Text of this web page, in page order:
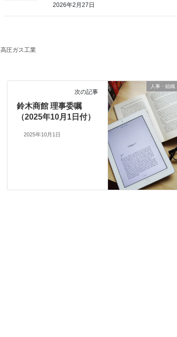
2026年2月27日
高圧ガス工業
人事・組織
次の記事
鈴木商館 理事委嘱
（2025年10月1日付）
2025年10月1日